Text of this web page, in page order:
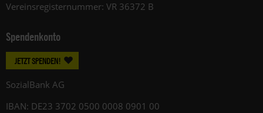
Vereinsregisternummer: VR 36372 B
Spendenkonto
JETZT SPENDEN!
SozialBank AG
IBAN: DE23 3702 0500 0008 0901 00